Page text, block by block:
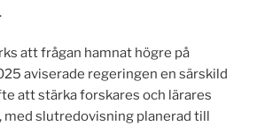
att frågan hamnat högre på
aviserade regeringen en särskild
att stärka forskares och lärares
med slutredovisning planerad till